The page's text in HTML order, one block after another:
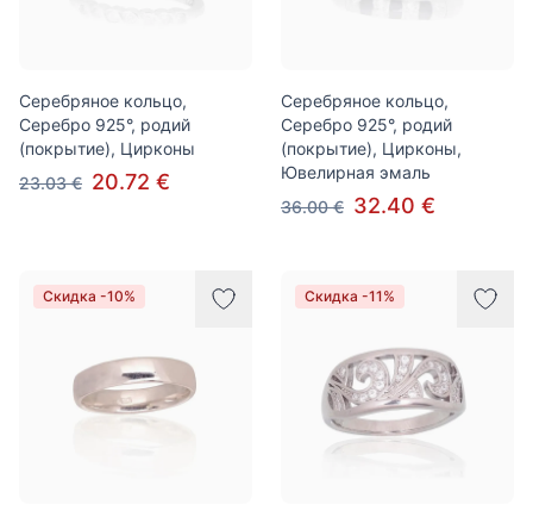
Серебряное кольцо,
Серебро 925°, родий
(покрытие), Цирконы
23.03 € 20.72 €
Серебряное кольцо,
Серебро 925°, родий
(покрытие), Цирконы,
Ювелирная эмаль
36.00 € 32.40 €
Скидка -10% Скидка -11%